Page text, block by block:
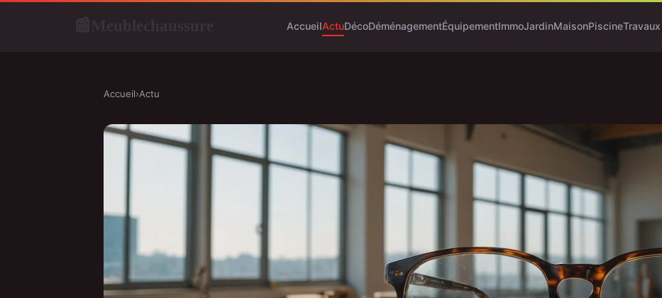
AccueilActuDécoDéménagementÉquipementImmoJardinMaisonPiscineTravaux
Accueil›Actu